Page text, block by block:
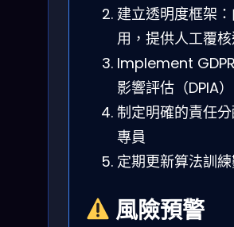
建立透明度框架
用，提供人工覆
Implement
影響評估（DPIA
制定明確的責任
專員
定期更新算法訓
風險預警